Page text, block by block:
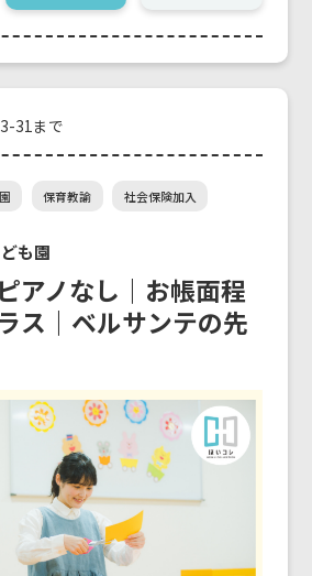
31まで
保育教諭 社会保険加入
も園
アノなし｜お帳面程
ス｜ベルサンテの先